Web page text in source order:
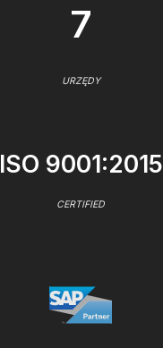
7
URZĘDY
ISO 9001:2015
CERTIFIED